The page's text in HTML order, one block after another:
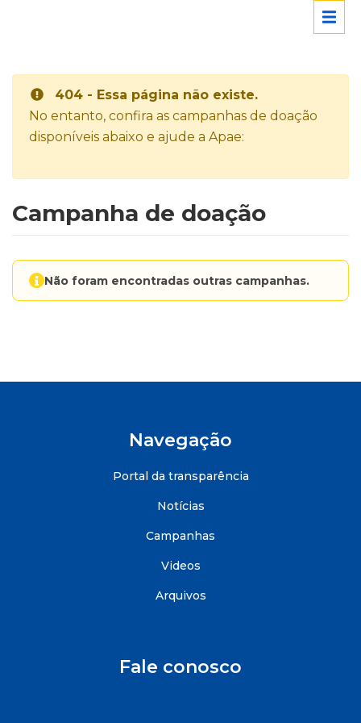
404 - Essa página não existe.
No entanto, confira as campanhas de doação
disponíveis abaixo e ajude a Apae:
Campanha de doação
Não foram encontradas outras campanhas.
Navegação
Portal da transparência
Notícias
Campanhas
Videos
Arquivos
Fale conosco